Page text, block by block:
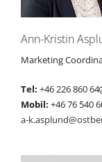
Ann-Kristin
Marketing
Tel: +46 226 860 64
Mobil: +46 76 540
a-